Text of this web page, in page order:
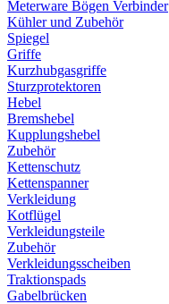
Meterware Bögen Verbinder
Kühler und Zubehör
Spiegel
Griffe
Kurzhubgasgriffe
Sturzprotektoren
Hebel
Bremshebel
Kupplungshebel
Zubehör
Kettenschutz
Kettenspanner
Verkleidung
Kotflügel
Verkleidungsteile
Zubehör
Verkleidungsscheiben
Traktionspads
Gabelbrücken